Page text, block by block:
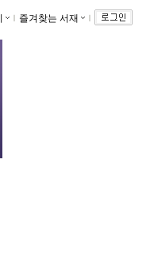
ｌ 즐겨찾는 서재 ｌ